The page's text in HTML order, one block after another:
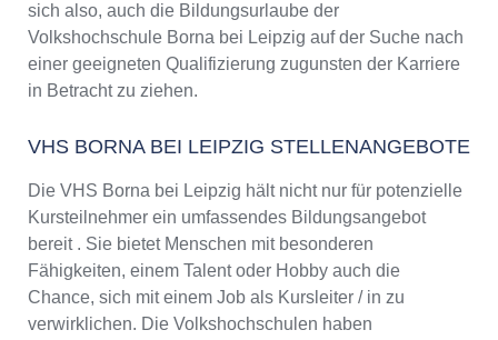
sich also, auch die Bildungsurlaube der
Volkshochschule Borna bei Leipzig auf der Suche nach
einer geeigneten Qualifizierung zugunsten der Karriere
in Betracht zu ziehen.
VHS BORNA BEI LEIPZIG STELLENANGEBOTE
Die VHS Borna bei Leipzig hält nicht nur für potenzielle
Kursteilnehmer ein umfassendes Bildungsangebot
bereit . Sie bietet Menschen mit besonderen
Fähigkeiten, einem Talent oder Hobby auch die
Chance, sich mit einem Job als Kursleiter / in zu
verwirklichen. Die Volkshochschulen haben